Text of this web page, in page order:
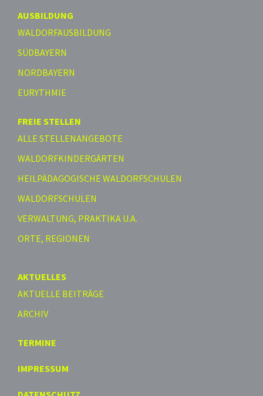
AUSBILDUNG
WALDORFAUSBILDUNG
SÜDBAYERN
NORDBAYERN
EURYTHMIE
FREIE STELLEN
ALLE STELLENANGEBOTE
WALDORFKINDERGÄRTEN
HEILPÄDAGOGISCHE WALDORFSCHULEN
WALDORFSCHULEN
VERWALTUNG, PRAKTIKA U.A.
ORTE, REGIONEN
AKTUELLES
AKTUELLE BEITRÄGE
ARCHIV
TERMINE
IMPRESSUM